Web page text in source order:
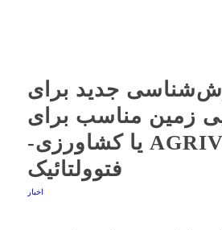
جدید برای
زمین مناسب برای
AGRIVOLTAIC یا کشاورزی-
فتوولتائیک
اخبار